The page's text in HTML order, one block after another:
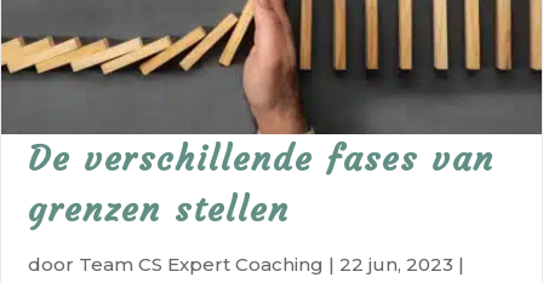
De verschillende fases van
grenzen stellen
door Team CS Expert Coaching | 22 jun, 2023 |